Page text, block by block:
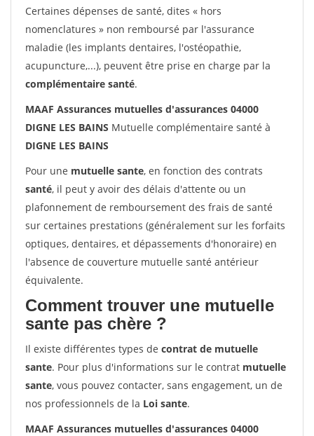
Certaines dépenses de santé, dites « hors
nomenclatures » non remboursé par l'assurance
maladie (les implants dentaires, l'ostéopathie,
acupuncture,...), peuvent être prise en charge par la
complémentaire santé.
MAAF Assurances mutuelles d'assurances 04000
DIGNE LES BAINS Mutuelle complémentaire santé à
DIGNE LES BAINS
Pour une mutuelle sante, en fonction des contrats
santé, il peut y avoir des délais d'attente ou un
plafonnement de remboursement des frais de santé
sur certaines prestations (généralement sur les forfaits
optiques, dentaires, et dépassements d'honoraire) en
l'absence de couverture mutuelle santé antérieur
équivalente.
Comment trouver une mutuelle
sante pas chère ?
Il existe différentes types de contrat de mutuelle
sante. Pour plus d'informations sur le contrat mutuelle
sante, vous pouvez contacter, sans engagement, un de
nos professionnels de la Loi sante.
MAAF Assurances mutuelles d'assurances 04000